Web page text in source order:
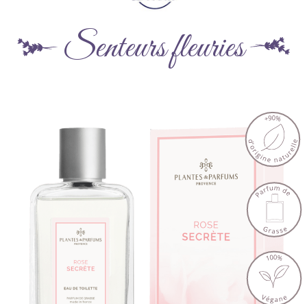
Senteurs fleuries